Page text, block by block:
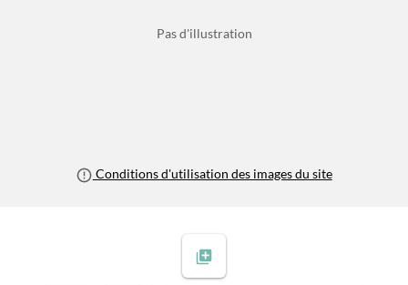
Pas d'illustration
Conditions d'utilisation des images du site